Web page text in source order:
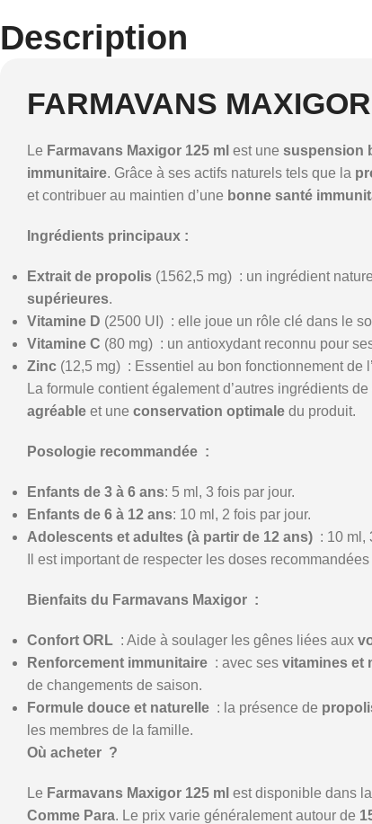
Description
FARMAVANS
Le Farmavans Maxigor 125 ml est une suspension
immunitaire. Grâce à ses actifs naturels tels que la
et contribuer au maintien d’une bonne santé
Ingrédients principaux :
Extrait de propolis (1562,5 mg) : un ingrédient
supérieures.
Vitamine D (2500 UI) : elle joue un rôle clé dans le
Vitamine C (80 mg) : un antioxydant reconnu pour
Zinc (12,5 mg) : Essentiel au bon fonctionnement de
La formule contient également d’autres ingrédients de
agréable et une conservation optimale du produit.
Posologie recommandée :
Enfants de 3 à 6 ans: 5 ml, 3 fois par jour.
Enfants de 6 à 12 ans: 10 ml, 2 fois par jour.
Adolescents et adultes (à partir de 12 ans) : 10 ml,
Il est important de respecter les doses
Bienfaits du Farmavans Maxigor :
Confort ORL : Aide à soulager les gênes liées aux
Renforcement immunitaire : avec ses vitamines et
de changements de saison.
Formule douce et naturelle : la présence de
les membres de la famille.
Où acheter ?
Le Farmavans Maxigor 125 ml est disponible dans
Comme Para. Le prix varie généralement autour de